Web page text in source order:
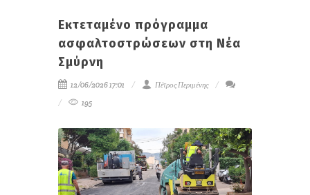
Εκτεταμένο πρόγραμμα
ασφαλτοστρώσεων στη Νέα
Σμύρνη
12/06/2026 17:01
Πέτρος Περιμένης
195